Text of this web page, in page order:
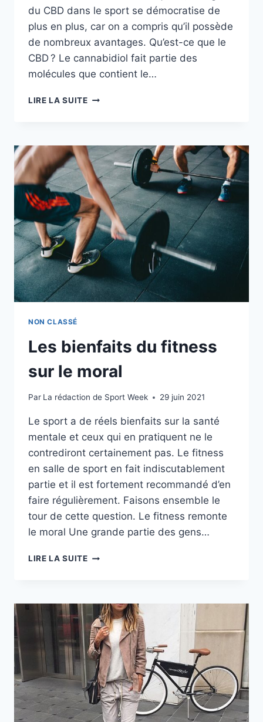
du CBD dans le sport se démocratise de
plus en plus, car on a compris qu’il possède
de nombreux avantages. Qu’est-ce que le
CBD ? Le cannabidiol fait partie des
molécules que contient le…
LIRE LA SUITEPEUT-
CBD
EN
TANT
QUE
SPORTIF ?
NON CLASSÉ
Les bienfaits du fitness
sur le moral
Par La rédaction de Sport Week 29 juin 2021
Le sport a de réels bienfaits sur la santé
mentale et ceux qui en pratiquent ne le
contrediront certainement pas. Le fitness
en salle de sport en fait indiscutablement
partie et il est fortement recommandé d’en
faire régulièrement. Faisons ensemble le
tour de cette question. Le fitness remonte
le moral Une grande partie des gens…
LIRE LA SUITELES
SUR
LE
MORAL